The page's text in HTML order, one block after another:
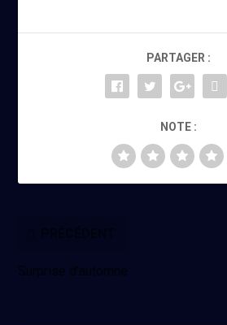
PARTAGER :
NOTE :
Surprise d’automne